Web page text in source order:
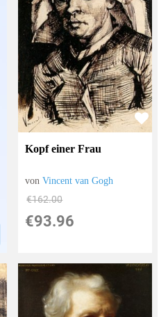
Kopf einer Frau
vonVincent van Gogh
€162.00
€93.96